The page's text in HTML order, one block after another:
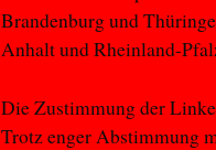
Brandenburg und
Anhalt und Rheinland-
Die Zustimmung der
Trotz enger Abstimmung